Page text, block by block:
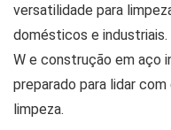
versatilidade para
domésticos e
W e construção em aço
preparado para lidar
limpeza.